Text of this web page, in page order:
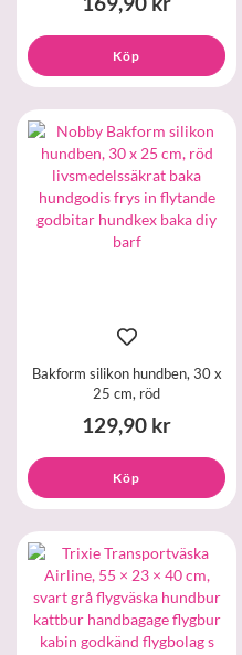
Köp
Bakform silikon hundben, 30 x
25 cm, röd
129,90 kr
Köp